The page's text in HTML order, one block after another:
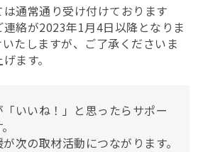
通常通り受け付けております
絡が2023年1月4日以降となりま
たしますが、ご了承くださいま
ます。
いいね！」と思ったらサポー
次の取材活動につながります。